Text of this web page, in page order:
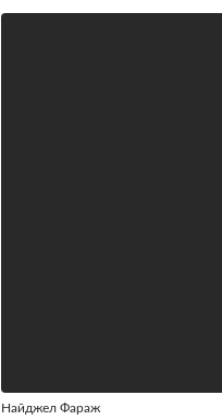
Найджел Фараж